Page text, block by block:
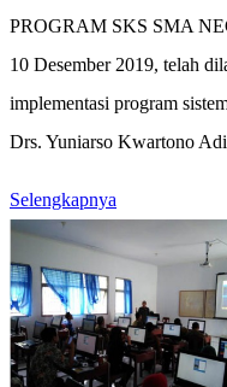
PROGRAM SKS SMA
10 Desember 2019, telah
implementasi program
Drs. Yuniarso Kwartono
Selengkapnya